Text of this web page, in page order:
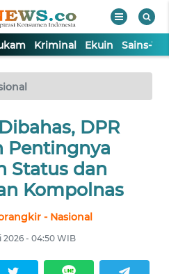
Kriminal Ekuin Sains-
DPR
Pentingnya
Status dan
Kompolnas
- Nasional
2026 - 04:50 WIB